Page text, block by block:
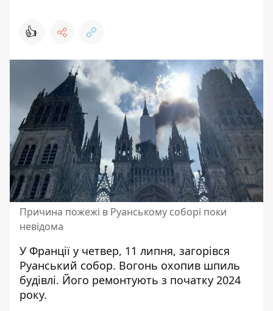
👍
Причина пожежі в Руанському соборі поки
невідома
У Франції у четвер, 11 липня, загорівся
Руанський собор. Вогонь охопив шпиль
будівлі. Його ремонтують з початку 2024
року.